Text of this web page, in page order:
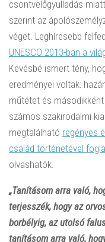
csontvelőgyulladás
szerint az
véget. Leghíresebb
UNESCO 2013-ban a
Kevésbé ismert tény,
eredményei voltak:
műtétet és
számos szakirodalmi
megtalálható regényes
család történetével
olvashatók.
„Tanításom arra való,
terjesszék, hogy az
borbélyig, az utolsó
tanításom arra való,